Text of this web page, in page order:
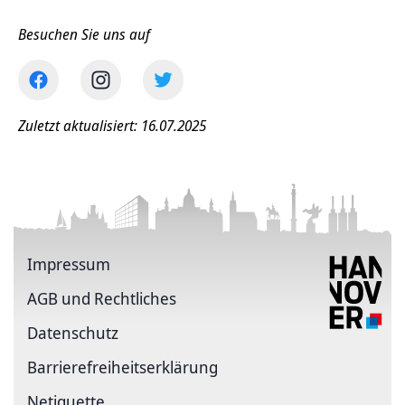
Besuchen Sie uns auf
Zuletzt aktualisiert: 16.07.2025
Impressum
AGB und Rechtliches
Datenschutz
Barriere­freiheits­erklärung